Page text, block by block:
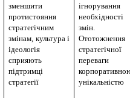
зменшити
протистояння
стратегічним
змінам, культура і
ідеологія
сприяють
підтримці
стратегії
ігнорування
необхідності
змін.
Ототожнення
стратегічної
унікальністю